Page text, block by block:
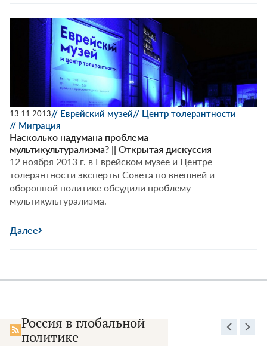
13.11.2013// Еврейский музей// Центр толерантности
// Миграция
Насколько надумана проблема
мультикультурализма? || Открытая дискуссия
12 ноября 2013 г. в Еврейском музее и Центре
толерантности эксперты Совета по внешней и
оборонной политике обсудили проблему
мультикультурализма.
Далее
Россия в глобальной
политике